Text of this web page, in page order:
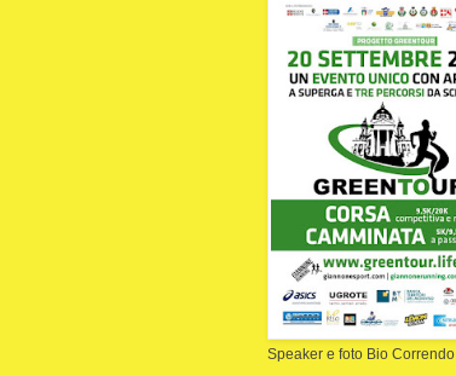
Speaker e foto Bio Correndo